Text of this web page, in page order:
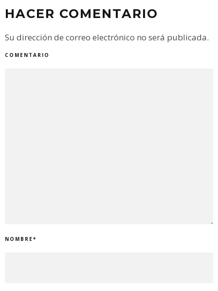
HACER COMENTARIO
Su dirección de correo electrónico no será publicada.
COMENTARIO
NOMBRE*